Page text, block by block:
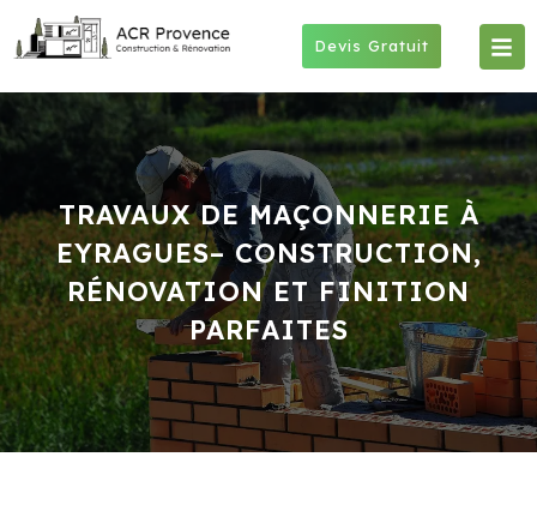
Devis Gratuit
TRAVAUX DE MAÇONNERIE À
EYRAGUES– CONSTRUCTION,
RÉNOVATION ET FINITION
PARFAITES